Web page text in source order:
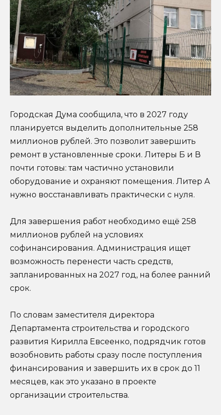
Городская Дума сообщила, что в 2027 году
планируется выделить дополнительные 258
миллионов рублей. Это позволит завершить
ремонт в установленные сроки. Литеры Б и В
почти готовы: там частично установили
оборудование и охраняют помещения. Литер А
нужно восстанавливать практически с нуля.
Для завершения работ необходимо ещё 258
миллионов рублей на условиях
софинансирования. Администрация ищет
возможность перенести часть средств,
запланированных на 2027 год, на более ранний
срок.
По словам заместителя директора
Департамента строительства и городского
развития Кирилла Евсеенко, подрядчик готов
возобновить работы сразу после поступления
финансирования и завершить их в срок до 11
месяцев, как это указано в проекте
организации строительства.